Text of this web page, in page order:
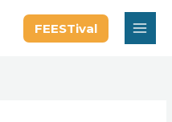
FEESTival